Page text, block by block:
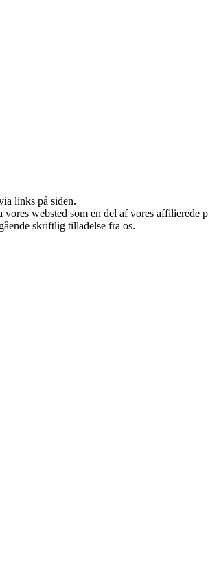
links på siden.
websted som en del af vores affilierede
skriftlig tilladelse fra os.